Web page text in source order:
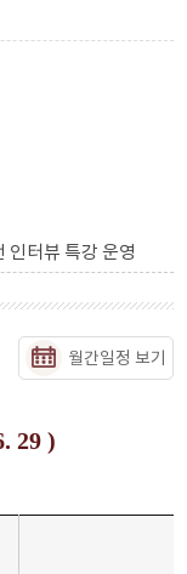
인터뷰 특강 운영
월간일정 보기
29 )